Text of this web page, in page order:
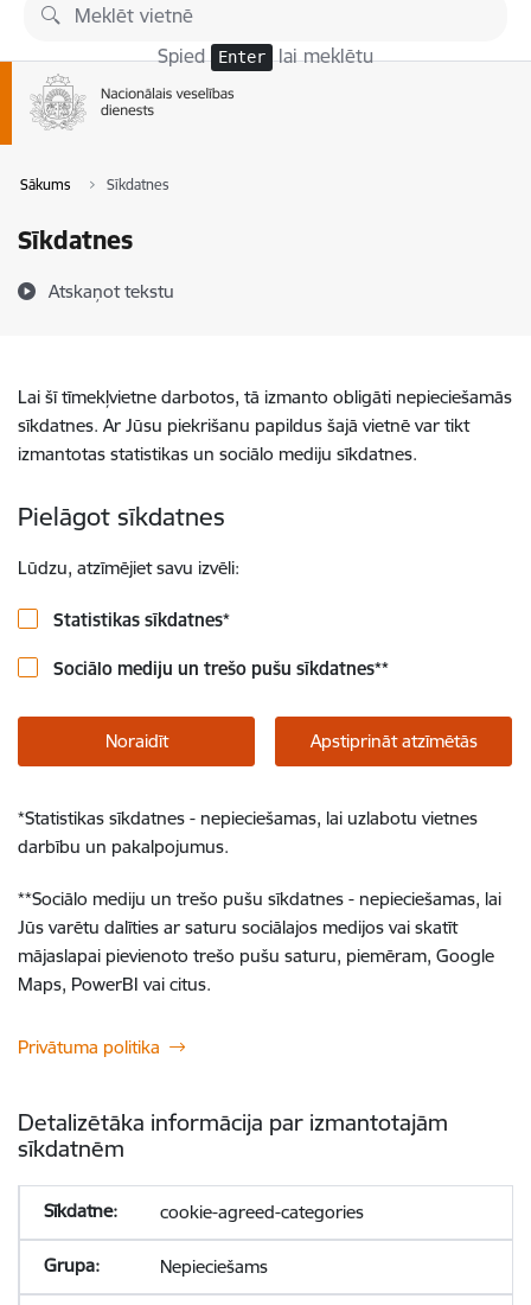
Pāriet uz lapas saturu
Spied Enter lai meklētu
Sākums Sīkdatnes
Sīkdatnes
Atskaņot tekstu
Lai šī tīmekļvietne darbotos, tā izmanto obligāti nepieciešamās
sīkdatnes. Ar Jūsu piekrišanu papildus šajā vietnē var tikt
izmantotas statistikas un sociālo mediju sīkdatnes.
Pielāgot sīkdatnes
Lūdzu, atzīmējiet savu izvēli:
Statistikas sīkdatnes*
Sociālo mediju un trešo pušu sīkdatnes**
Noraidīt Apstiprināt atzīmētās
*Statistikas sīkdatnes - nepieciešamas, lai uzlabotu vietnes
darbību un pakalpojumus.
**Sociālo mediju un trešo pušu sīkdatnes - nepieciešamas, lai
Jūs varētu dalīties ar saturu sociālajos medijos vai skatīt
mājaslapai pievienoto trešo pušu saturu, piemēram, Google
Maps, PowerBI vai citus.
Privātuma politika
Detalizētāka informācija par izmantotajām
sīkdatnēm
cookie-agreed-categories
Nepieciešams